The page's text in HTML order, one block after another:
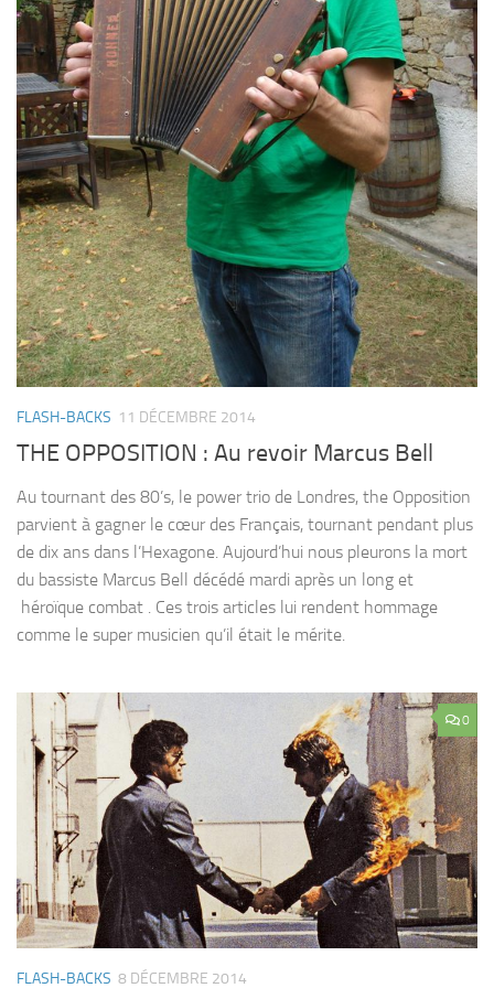
FLASH-BACKS 11 DÉCEMBRE 2014
THE OPPOSITION : Au revoir Marcus Bell
Au tournant des 80’s, le power trio de Londres, the Opposition
parvient à gagner le cœur des Français, tournant pendant plus
de dix ans dans l’Hexagone. Aujourd’hui nous pleurons la mort
du bassiste Marcus Bell décédé mardi après un long et
héroïque combat . Ces trois articles lui rendent hommage
comme le super musicien qu’il était le mérite.
0
FLASH-BACKS 8 DÉCEMBRE 2014